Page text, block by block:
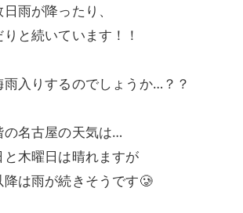
雨が降ったり、
と続いています！！
雨入りするのでしょうか…？？
の名古屋の天気は…
と木曜日は晴れますが
降は雨が続きそうです🥲